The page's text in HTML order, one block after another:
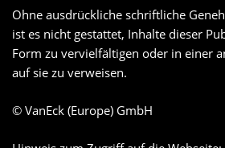
Ohne ausdrückliche schriftliche
ist es nicht gestattet, Inhalte dieser
Form zu vervielfältigen oder in einer
auf sie zu verweisen.
© VanEck (Europe) GmbH